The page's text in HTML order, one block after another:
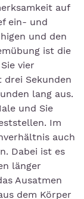
auf
ein- und
und den
ist die
vier
drei Sekunden
lang aus.
und Sie
Im
auch
Dabei ist es
länger
Ausatmen
dem Körper